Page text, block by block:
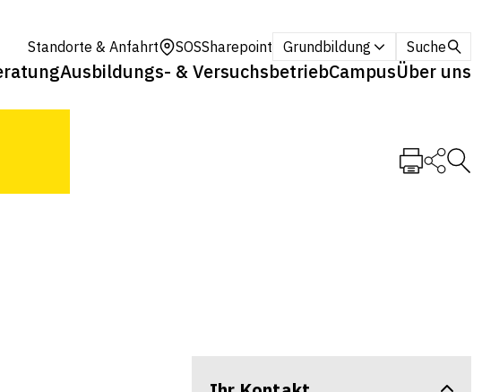
Standorte & Anfahrt SOSSharepoint Grundbildung Suche
Ausbildungs- & VersuchsbetriebCampusÜber uns